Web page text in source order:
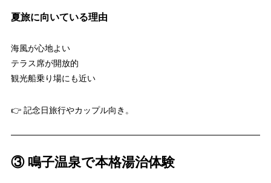
夏旅に向いている理由
海風が心地よい
テラス席が開放的
観光船乗り場にも近い
👉 記念日旅行やカップル向き。
③ 鳴子温泉で本格湯治体験